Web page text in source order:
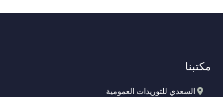
مكتبنا
السعدي للتوريدات العمومية